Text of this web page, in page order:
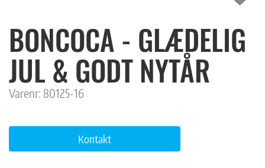
BONCOCA - GLÆDELIG
JUL & GODT NYTÅR
Varenr: 80125-16
Kontakt